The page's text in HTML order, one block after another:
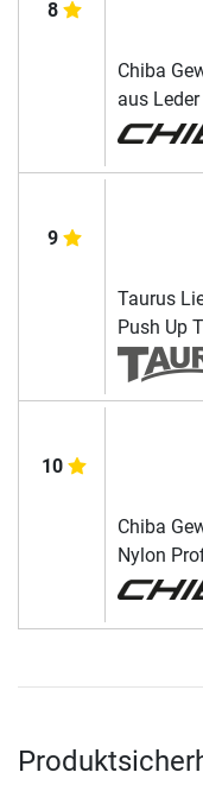
8
Chiba
aus Leder
9
Taurus
Push Up
10
Chiba
Nylon